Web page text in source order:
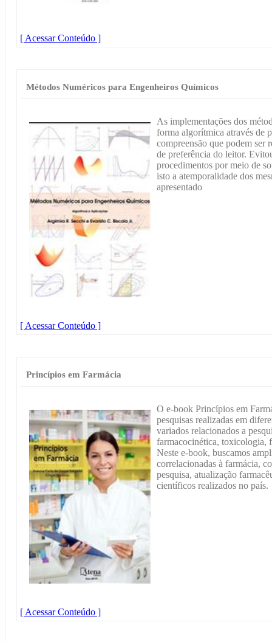
[ Acessar Conteúdo ]
Métodos Numéricos para Engenheiros Químicos
As implementações dos
forma algorítmica através de
compreensão que podem ser
de preferência do leitor.
procedimentos por meio de
isto a atemporalidade dos
apresentado
[ Acessar Conteúdo ]
Princípios em Farmácia
O e-book Princípios em
pesquisas realizadas em
variados relacionados a
farmacocinética, toxicologia,
Neste e-book, buscamos
correlacionadas à farmácia,
pesquisa, atualização
científicos realizados no país.
[ Acessar Conteúdo ]